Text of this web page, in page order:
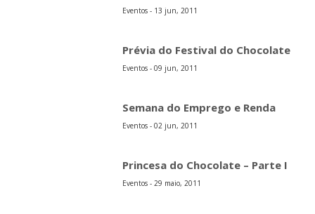
Eventos - 13 jun, 2011
Prévia do Festival do Chocolate
Eventos - 09 jun, 2011
Semana do Emprego e Renda
Eventos - 02 jun, 2011
Princesa do Chocolate – Parte I
Eventos - 29 maio, 2011